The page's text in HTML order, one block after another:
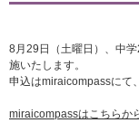
8月29日（土曜日）、中
施いたします。
申込はmiraicompassにて
miraicompassはこちらか